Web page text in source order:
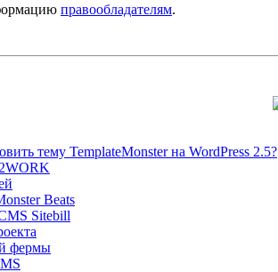
правообладателям.
тему TemplateMonster на WordPress 2.5?
Beats
Sitebill
фермы